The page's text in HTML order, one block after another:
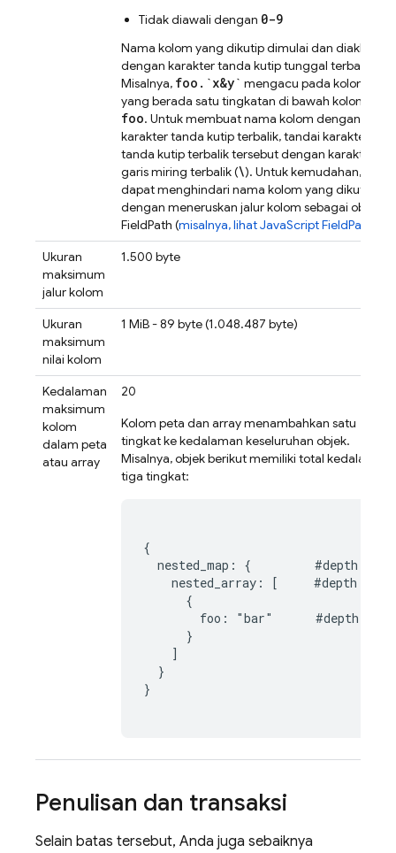
Tidak diawali dengan 0-9
Nama kolom yang dikutip dimulai dan diakhiri
dengan karakter tanda kutip tunggal terbalik (
Misalnya, foo . `x&y` mengacu pada kolom
yang berada satu tingkatan di bawah kolom
foo. Untuk membuat nama kolom dengan
karakter tanda kutip terbalik, tandai karakter
tanda kutip terbalik tersebut dengan karakter
garis miring terbalik (\). Untuk kemudahan, Anda
dapat menghindari nama kolom yang dikutip
dengan meneruskan jalur kolom sebagai objek
FieldPath (misalnya, lihat JavaScript FieldPath
Ukuran
maksimum
jalur kolom
1.500 byte
Ukuran
maksimum
nilai kolom
1 MiB - 89 byte (1.048.487 byte)
Kedalaman
maksimum
kolom
dalam peta
atau array
20
Kolom peta dan array menambahkan satu
tingkat ke kedalaman keseluruhan objek.
Misalnya, objek berikut memiliki total kedalaman
tiga tingkat:
{
  nested_map: {         #depth 1
    nested_array: [     #depth 2
      {
        foo: "bar"      #depth 3
      }
    ]
  }
}
Penulisan dan transaksi
Selain batas tersebut, Anda juga sebaiknya